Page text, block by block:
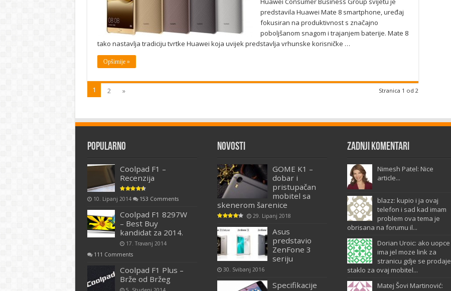
predstavila Huawei Mate 8 smartphone, uređaj
fokusiran na produktivnost s značajno
poboljšanom snagom i trajanjem baterije. Mate 8
tako nastavlja tradiciju tvrtke Huawei koja uvijek predstavlja vrhunske korisničke …
Opširnije »
Stranica 1 od 2
1 2 »
Popularno
Coolpad F1 –
Recenzija
10. Lipanj 2014 153 Comments
Coolpad F1 8297W
– Best Buy
kandidat za 2014.
17. Travanj 2014
111 Comments
Coolpad F1 Plus –
Brže od Bržeg
Novosti
GOME K1 –
dobar i
pristupačan
mobitel sa
skenerom šarenice
29. Lipanj 2018
Asus
predstavio
ZenFone 3
seriju
30. Svibanj 2016
Specifikacije
Zadnji komentari
Nimesh Patel: Nice
article...
blazz: kupio i ja ovaj
telefon i sad kad imam
problem ova tema je
obrisana na forumu il...
Dorian Uroic: ako uopce
ima jel moze link za
stranicu gdje se prodaje
staklo za ovaj mobitel...
Matej Šovi Martinović: